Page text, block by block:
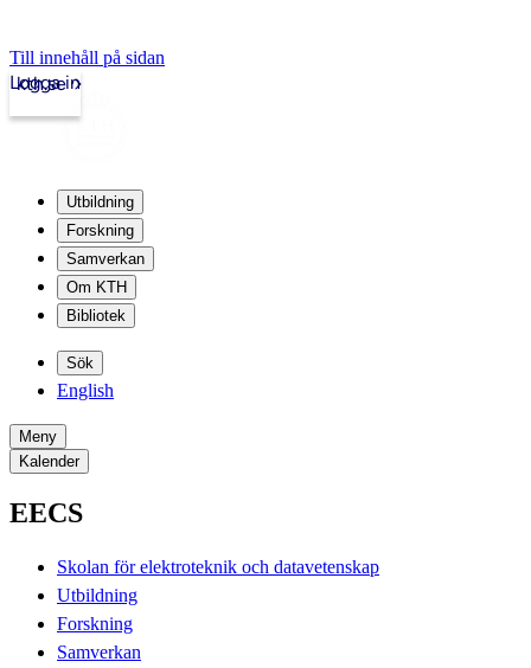
Till innehåll på sidan
kth.se
Logga in
Utbildning
Forskning
Samverkan
Om KTH
Bibliotek
Sök
English
Meny
Kalender
EECS
Skolan för elektroteknik och datavetenskap
Utbildning
Forskning
Samverkan